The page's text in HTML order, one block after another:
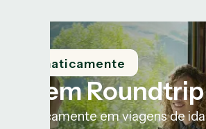
automaticamente
em Roundtrip
em viagens de ida